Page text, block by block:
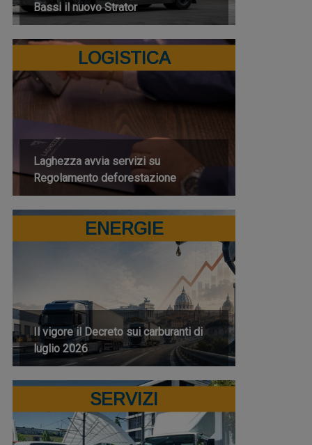
Bassi il nuovo Strator
LOGISTICA
Laghezza avvia servizi su
Regolamento deforestazione
ENERGIE
Il vigore il Decreto sui carburanti di
luglio 2026
SERVIZI